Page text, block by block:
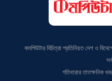
গতিধারার তাতক্ষনিক
ঠিকানা: বাড়ি# ৯, ব্লক # বি,